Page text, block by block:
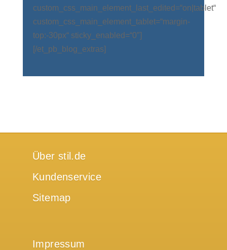
custom_css_main_element_last_edited=“on|tablet“
custom_css_main_element_tablet=“margin-
top:-30px“ sticky_enabled=“0″]
[/et_pb_blog_extras]
Über stil.de
Kundenservice
Sitemap
Impressum